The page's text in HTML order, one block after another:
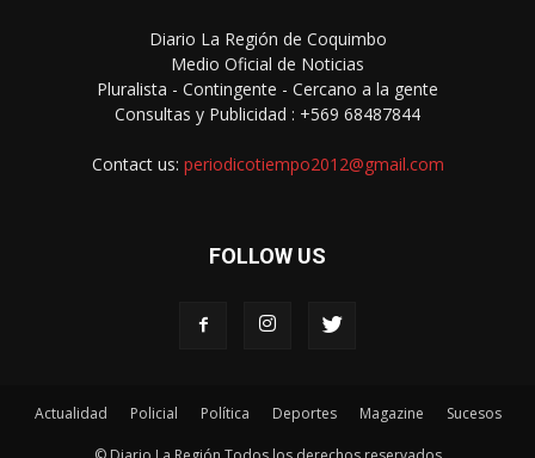
Diario La Región de Coquimbo
Medio Oficial de Noticias
Pluralista - Contingente - Cercano a la gente
Consultas y Publicidad : +569 68487844
Contact us: periodicotiempo2012@gmail.com
FOLLOW US
Actualidad Policial Política Deportes Magazine Sucesos